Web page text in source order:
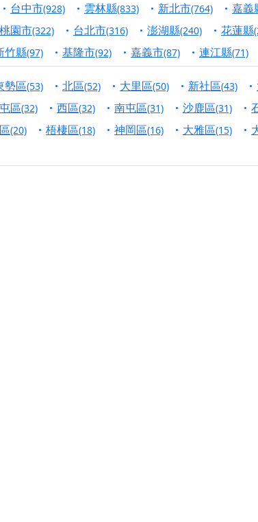
報恩法會，這場法會不只是超薦與普渡，更是一份
懺法會，一念虔誠禮寶懺，一分懺悔植福田，誠邀
大法會，誠摯歡迎十方善信大德隨喜贊普，為祖先
給專業的來，省時省力又積福！「玉皇大帝 大天
法會，誠摯邀請十方善信大德，一同回到北投土地
壽盛典，邀請十方善信大德蒞臨參香祝壽，同沐
元普渡法會，正是讓我們用善念與功德，迴向冥陽
渡讚普超薦法會，普施眾生・慎終追遠・廣植福田
一起闖關趣，邀請大小朋友一起留下珍貴的家庭回
恩活動，一杯茶，一份心意；一句感謝，一生難忘。
擴大犒軍科儀，吉祥月不只有普渡祈福，也有一份
誕祝壽慶典，誠摯邀請十方善信大德攜家帶眷前來
光大典，祈求虎爺神威護持，庇佑闔家平安、財運
方帳號，讓我們協助您的廟宇推廣。
，推廣您的信仰
台中市(928) 雲林縣(833) 新北市(764) 嘉義
桃園市(322) 台北市(316) 澎湖縣(240) 花蓮縣
竹縣(97) 基隆市(92) 嘉義市(87) 連江縣(71)
勢區(53) 北區(52) 大里區(50) 新社區(43)
區(32) 西區(32) 南屯區(31) 沙鹿區(31)
(20) 梧棲區(18) 神岡區(16) 大雅區(15)